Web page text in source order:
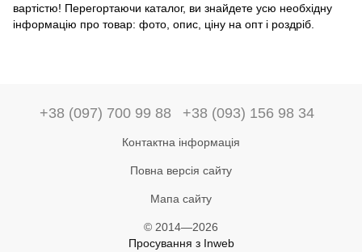
вартістю! Перегортаючи каталог, ви знайдете усю необхідну
інформацію про товар: фото, опис, ціну на опт і роздріб.
+38 (097) 700 99 88 +38 (093) 156 98 34
Контактна інформація
Повна версія сайту
Мапа сайту
© 2014—2026
Просування з Inweb